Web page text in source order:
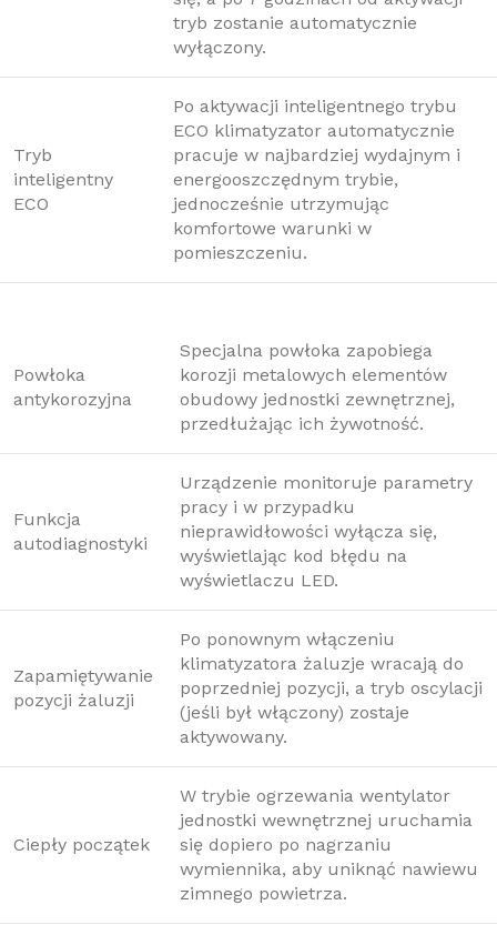
tryb zostanie automatycznie
wyłączony.
Tryb
inteligentny
ECO
Po aktywacji inteligentnego trybu
ECO klimatyzator automatycznie
pracuje w najbardziej wydajnym i
energooszczędnym trybie,
jednocześnie utrzymując
komfortowe warunki w
pomieszczeniu.
Powłoka
antykorozyjna
Specjalna powłoka zapobiega
korozji metalowych elementów
obudowy jednostki zewnętrznej,
przedłużając ich żywotność.
Funkcja
autodiagnostyki
Urządzenie monitoruje parametry
pracy i w przypadku
nieprawidłowości wyłącza się,
wyświetlając kod błędu na
wyświetlaczu LED.
Zapamiętywanie
pozycji żaluzji
Po ponownym włączeniu
klimatyzatora żaluzje wracają do
poprzedniej pozycji, a tryb oscylacji
(jeśli był włączony) zostaje
aktywowany.
Ciepły początek
W trybie ogrzewania wentylator
jednostki wewnętrznej uruchamia
się dopiero po nagrzaniu
wymiennika, aby uniknąć nawiewu
zimnego powietrza.